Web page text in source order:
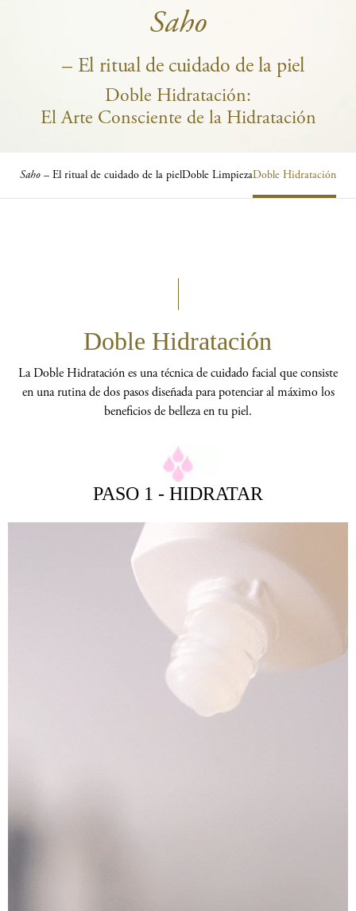
Saho
– El ritual de cuidado de la piel
Doble Hidratación:
El Arte Consciente de la Hidratación​
Saho – El ritual de cuidado de la pielDoble LimpiezaDoble Hidratación
Doble Hidratación
La Doble Hidratación es una técnica de cuidado facial que consiste
en una rutina de dos pasos diseñada para potenciar al máximo los
beneficios de belleza en tu piel.​
PASO 1 - HIDRATAR